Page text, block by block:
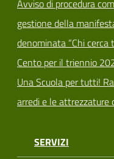
Avviso di procedura
gestione della
denominata “Chi cerca
Cento per il triennio
Una Scuola per tutti!
arredi e le attrezzature
SERVIZI